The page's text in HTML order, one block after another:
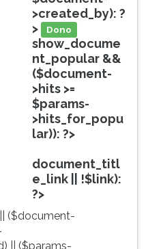
>created_by): ?
>
Dono
show_docume
nt_popular &&
($document-
>hits >=
$params-
>hits_for_popu
lar)): ?>
document_titl
e_link || !$link):
?>
($document-
|| ($params-